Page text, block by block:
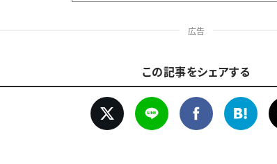
広告
この記事をシェアする